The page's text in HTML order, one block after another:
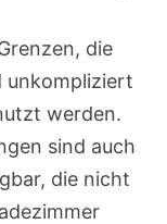
die
unkompliziert
werden.
sind auch
die nicht